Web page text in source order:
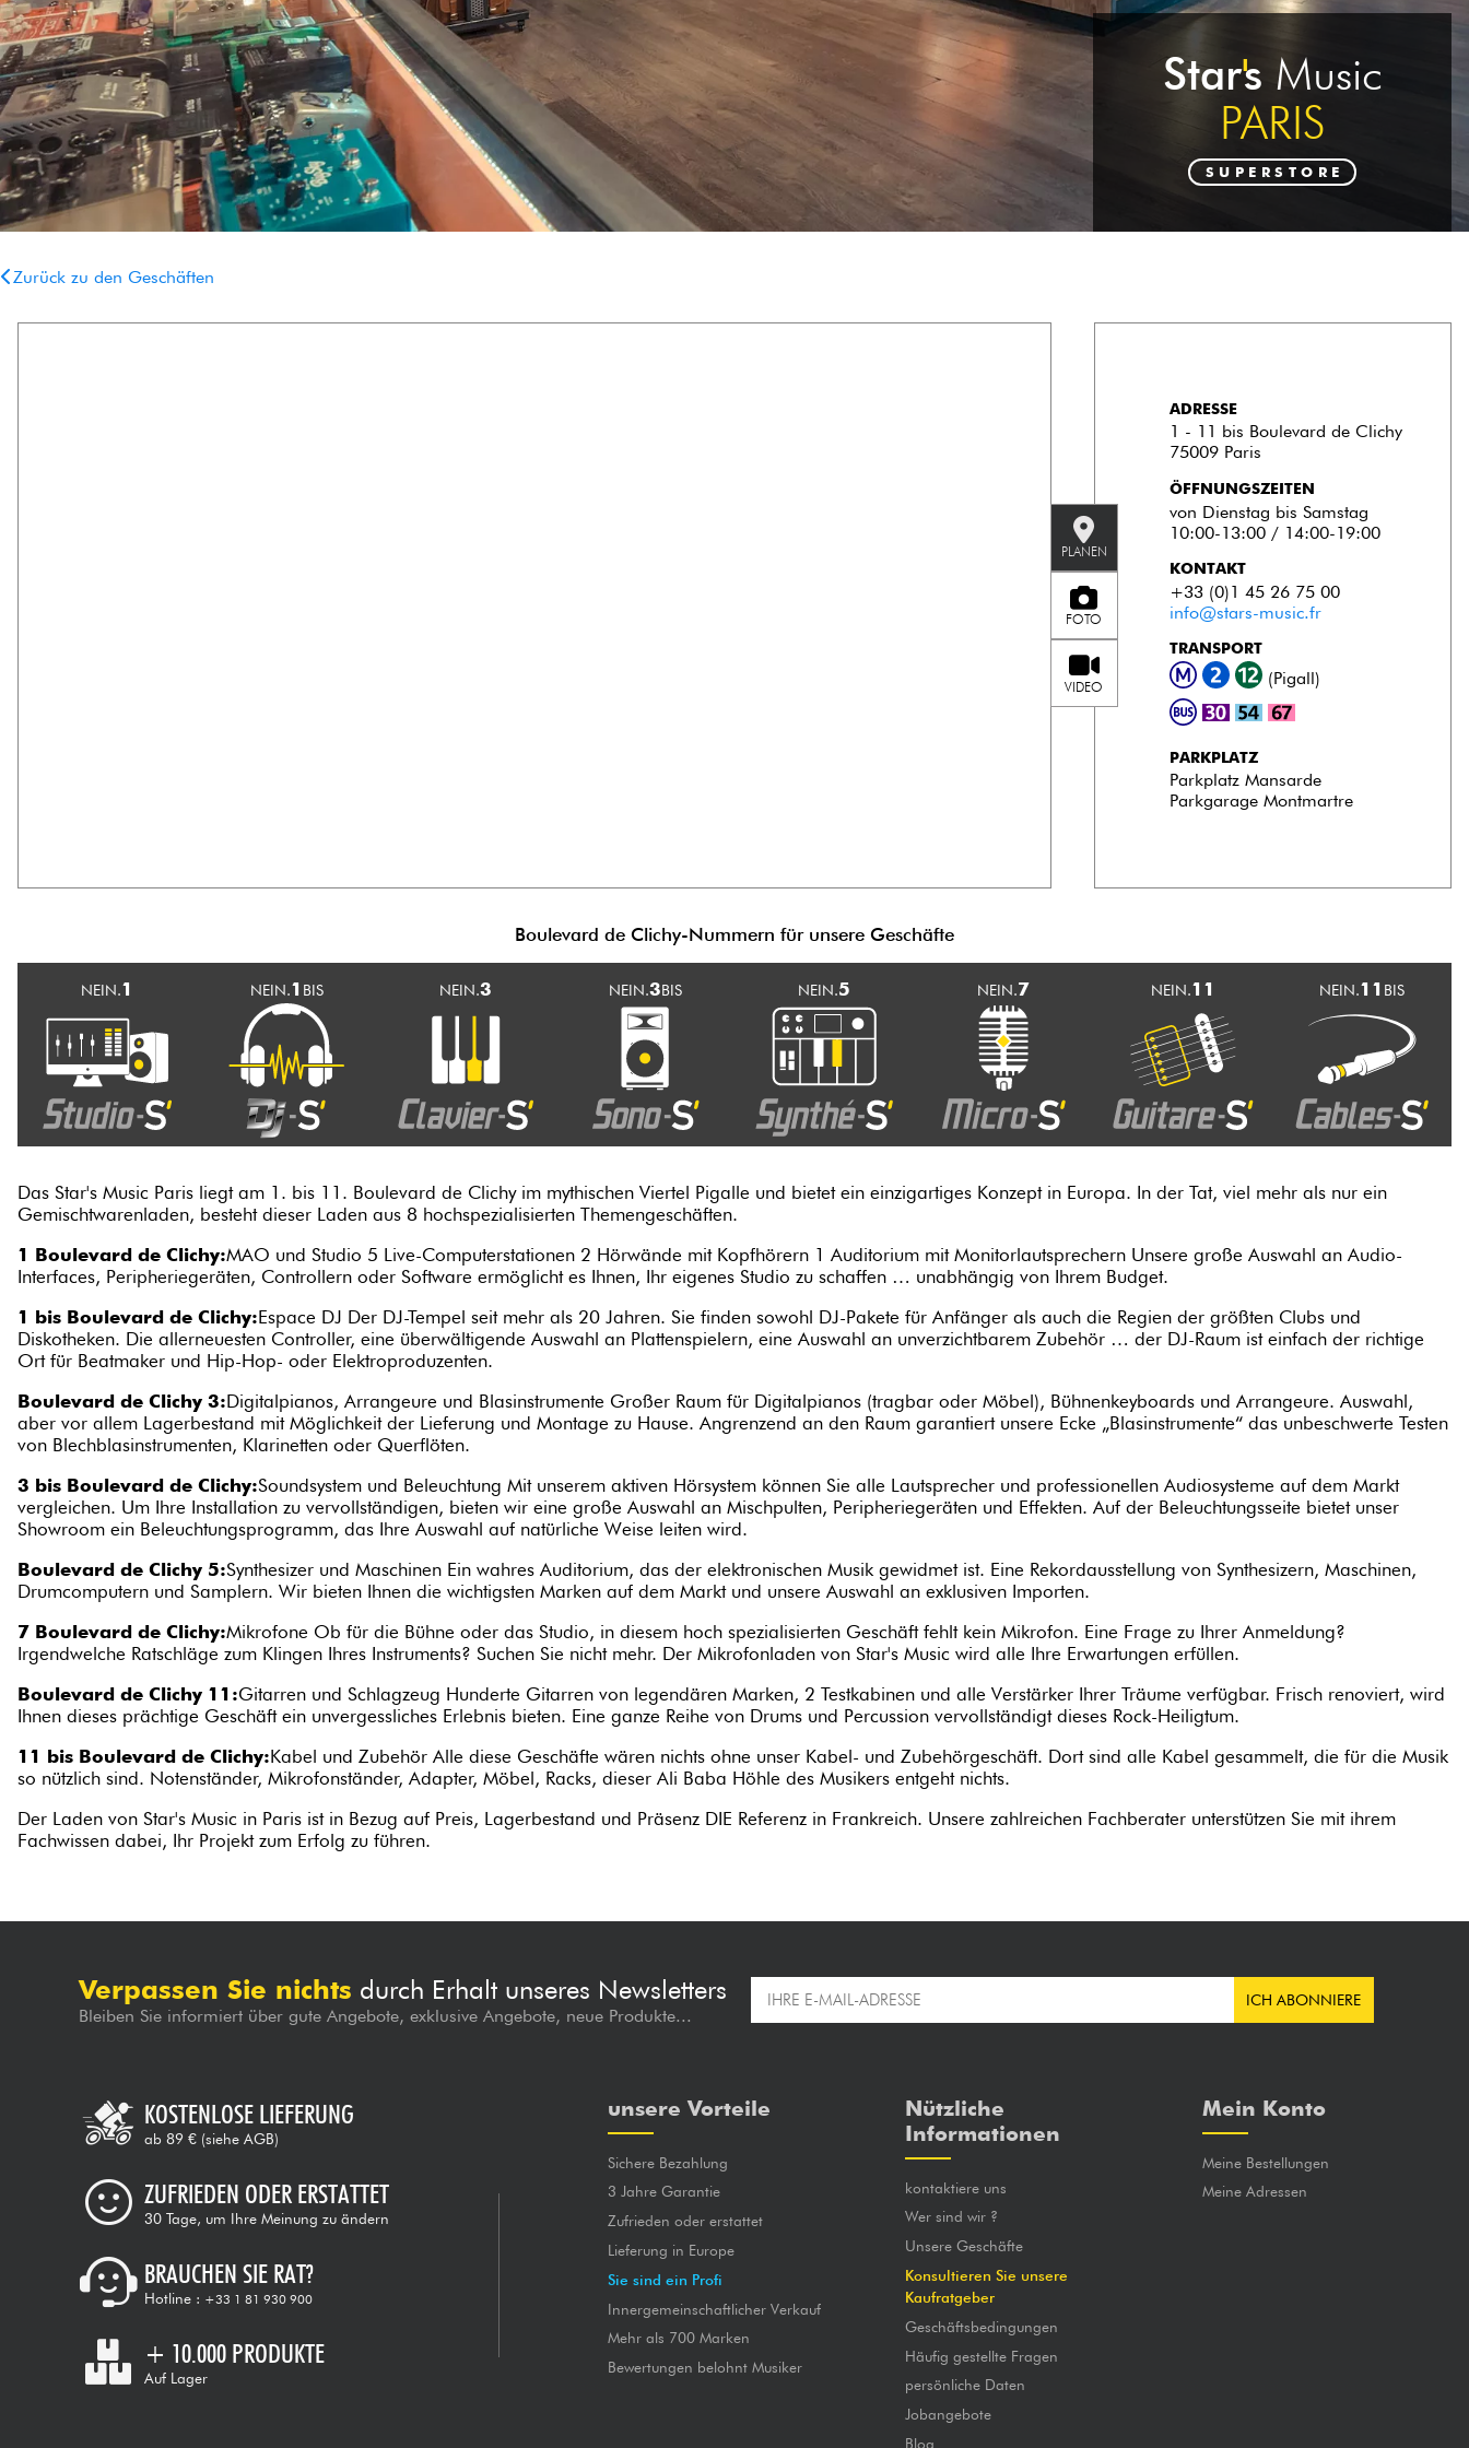
Sehen Sie sich unsere Marken an Star's Music
PARIS
SUPERSTORE
Zurück zu den Geschäften
PLANEN
FOTO
VIDEO
ADRESSE
1 - 11 bis Boulevard de Clichy
75009 Paris
ÖFFNUNGSZEITEN
von Dienstag bis Samstag
10:00-13:00 / 14:00-19:00
KONTAKT
+33 (0)1 45 26 75 00
info@stars-music.fr
TRANSPORT
(Pigall)
PARKPLATZ
Parkplatz Mansarde
Parkgarage Montmartre
Boulevard de Clichy-Nummern für unsere Geschäfte
NEIN.1 NEIN.1 BIS NEIN.3 NEIN.3BIS NEIN.5 NEIN.7 NEIN.11 NEIN.11 BIS
Das Star's Music Paris liegt am 1. bis 11. Boulevard de Clichy im mythischen Viertel Pigalle und bietet ein einzigartiges Konzept in Europa. In der Tat, viel mehr als nur ein
Gemischtwarenladen, besteht dieser Laden aus 8 hochspezialisierten Themengeschäften.
1 Boulevard de Clichy:MAO und Studio 5 Live-Computerstationen 2 Hörwände mit Kopfhörern 1 Auditorium mit Monitorlautsprechern Unsere große Auswahl an Audio-
Interfaces, Peripheriegeräten, Controllern oder Software ermöglicht es Ihnen, Ihr eigenes Studio zu schaffen … unabhängig von Ihrem Budget.
1 bis Boulevard de Clichy:Espace DJ Der DJ-Tempel seit mehr als 20 Jahren. Sie finden sowohl DJ-Pakete für Anfänger als auch die Regien der größten Clubs und
Diskotheken. Die allerneuesten Controller, eine überwältigende Auswahl an Plattenspielern, eine Auswahl an unverzichtbarem Zubehör … der DJ-Raum ist einfach der richtige
Ort für Beatmaker und Hip-Hop- oder Elektroproduzenten.
Boulevard de Clichy 3:Digitalpianos, Arrangeure und Blasinstrumente Großer Raum für Digitalpianos (tragbar oder Möbel), Bühnenkeyboards und Arrangeure. Auswahl,
aber vor allem Lagerbestand mit Möglichkeit der Lieferung und Montage zu Hause. Angrenzend an den Raum garantiert unsere Ecke „Blasinstrumente“ das unbeschwerte Testen
von Blechblasinstrumenten, Klarinetten oder Querflöten.
3 bis Boulevard de Clichy:Soundsystem und Beleuchtung Mit unserem aktiven Hörsystem können Sie alle Lautsprecher und professionellen Audiosysteme auf dem Markt
vergleichen. Um Ihre Installation zu vervollständigen, bieten wir eine große Auswahl an Mischpulten, Peripheriegeräten und Effekten. Auf der Beleuchtungsseite bietet unser
Showroom ein Beleuchtungsprogramm, das Ihre Auswahl auf natürliche Weise leiten wird.
Boulevard de Clichy 5:Synthesizer und Maschinen Ein wahres Auditorium, das der elektronischen Musik gewidmet ist. Eine Rekordausstellung von Synthesizern, Maschinen,
Drumcomputern und Samplern. Wir bieten Ihnen die wichtigsten Marken auf dem Markt und unsere Auswahl an exklusiven Importen.
7 Boulevard de Clichy:Mikrofone Ob für die Bühne oder das Studio, in diesem hoch spezialisierten Geschäft fehlt kein Mikrofon. Eine Frage zu Ihrer Anmeldung?
Irgendwelche Ratschläge zum Klingen Ihres Instruments? Suchen Sie nicht mehr. Der Mikrofonladen von Star's Music wird alle Ihre Erwartungen erfüllen.
Boulevard de Clichy 11:Gitarren und Schlagzeug Hunderte Gitarren von legendären Marken, 2 Testkabinen und alle Verstärker Ihrer Träume verfügbar. Frisch renoviert, wird
Ihnen dieses prächtige Geschäft ein unvergessliches Erlebnis bieten. Eine ganze Reihe von Drums und Percussion vervollständigt dieses Rock-Heiligtum.
11 bis Boulevard de Clichy:Kabel und Zubehör Alle diese Geschäfte wären nichts ohne unser Kabel- und Zubehörgeschäft. Dort sind alle Kabel gesammelt, die für die Musik
so nützlich sind. Notenständer, Mikrofonständer, Adapter, Möbel, Racks, dieser Ali Baba Höhle des Musikers entgeht nichts.
Der Laden von Star's Music in Paris ist in Bezug auf Preis, Lagerbestand und Präsenz DIE Referenz in Frankreich. Unsere zahlreichen Fachberater unterstützen Sie mit ihrem
Fachwissen dabei, Ihr Projekt zum Erfolg zu führen.
Verpassen Sie nichts durch Erhalt unseres Newsletters
Bleiben Sie informiert über gute Angebote, exklusive Angebote, neue Produkte...
ICH ABONNIERE
KOSTENLOSE LIEFERUNG
ab 89 € (siehe AGB)
ZUFRIEDEN ODER ERSTATTET
30 Tage, um Ihre Meinung zu ändern
BRAUCHEN SIE RAT?
Hotline : +33 1 81 930 900
+ 10.000 PRODUKTE
Auf Lager
unsere Vorteile
Sichere Bezahlung
3 Jahre Garantie
Zufrieden oder erstattet
Lieferung in Europe
Sie sind ein Profi
Innergemeinschaftlicher Verkauf
Mehr als 700 Marken
Bewertungen belohnt Musiker
Nützliche
Informationen
kontaktiere uns
Wer sind wir ?
Unsere Geschäfte
Konsultieren Sie unsere
Kaufratgeber
Geschäftsbedingungen
Häufig gestellte Fragen
persönliche Daten
Jobangebote
Blog
Mein Konto
Meine Bestellungen
Meine Adressen